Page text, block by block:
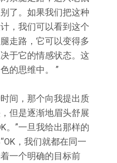
了。如果我们把这种
，我们可以看到这个
走路，它可以变得多
于它的情感状态。这
的思维中。 ”
间，那个向我提出质
但是逐渐地眉头舒展
。”一旦我给出那样的
，我们就都在同一
一个明确的目标前